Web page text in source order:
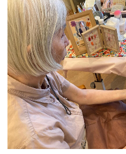
スタッフ専用ページ
占いのページ
占い（円グラフの相性）